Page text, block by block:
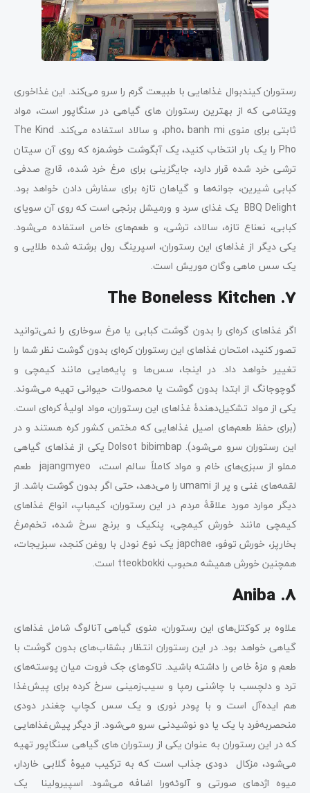
رستوران کیندبوال غذاهایی با طبیعت گرم را سرو می‌کند. این غذاخوری
ویتنامی که از بهترین رستوران های گیاهی در سنگاپور است، مواد
ثابتی برای منوی pho، banh mi، و سالاد استفاده می‌کند. The Kind
Pho را یک بار انتخاب کنید، یک آبگوشت خوشمزه که روی آن سیتان
ترشی خرد شده قرار دارد، جایگزینی برای مرغ خرد شده، قارچ صدفی
کبابی شیرین، جوانه‌ها و گیاهان تازه برای سفارش دادن خواهد بود.
BBQ Delight یک غذای سرد و ورمیشل برنجی است که روی آن سویای
کبابی، نعناع تازه، سالاد، ترشی، و طعم‌های خاص استفاده می‌شود.
یکی دیگر از غذاهای این رستوران، اسپرینگ رول برشته شده طلایی و
یک سس ماهی وگان موریش است.
The Boneless Kitchen .7
اگر غذاهای کره‌ای را بدون گوشت کبابی یا مرغ سوخاری را نمی‌توانید
تصور کنید، امتحان غذاهای این رستوران کره‌ای بدون گوشت نظر شما را
تغییر خواهد داد. در اینجا، سس‌ها و پایه‌هایی مانند کیمچی و
گوچوجانگ از ابتدا بدون گوشت یا محصولات حیوانی تهیه می‌شوند.
یکی از مواد تشکیل‌دهندۀ غذاهای این رستوران، مواد اولیۀ کره‌ای است.
(برای حفظ طعم‌های اصیل غذاهایی که مختص کشور کره هستند و در
این رستوران سرو می‌شود). Dolsot bibimbap یکی از غذاهای گیاهی
مملو از سبزی‌های خام و مواد کاملاً سالم است، jajangmyeo طعم
لقمه‌های غنی و پر از umami را می‌دهد، حتی اگر بدون گوشت باشد. از
دیگر موارد مورد علاقۀ مردم در این رستوران، کیمباپ، انواع غذاهای
کیمچی مانند خورش کیمچی، پنکیک و برنج سرخ شده، تخم‌مرغ
بخارپز، خورش توفو، japchae یک نوع نودل با روغن کنجد، سبزیجات،
همچنین خورش همیشه محبوب tteokbokki است.
8. Aniba
علاوه بر کوکتل‌های این رستوران، منوی گیاهی آنالوگ شامل غذاهای
گیاهی خواهد بود. در این رستوران انتظار بشقاب‌های بدون گوشت با
طعم و مزۀ خاص را داشته باشید. تاکوهای جک فروت میان پوسته‌های
ترد و دلچسب با چاشنی رمپا و سیب‌زمینی سرخ کرده برای پیش‌غذا
هم ایده‌آل است و با پودر نوری و یک سس کچاپ چغندر دودی
منحصربه‌فرد با یک یا دو نوشیدنی سرو می‌شود. از دیگر پیش‌غذاهایی
که در این رستوران به عنوان یکی از رستوران های گیاهی سنگاپور تهیه
می‌شود، مزکال دودی جذاب است که به ترکیب میوۀ گلابی خاردار،
میوه اژدهای صورتی و آلوئه‌ورا اضافه می‌شود. اسپیرولینا یک